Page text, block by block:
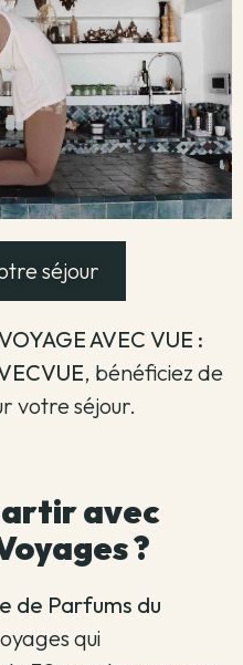
séjour
AVEC VUE :
, bénéficiez de
votre séjour.
avec
?
de Parfums du
qui